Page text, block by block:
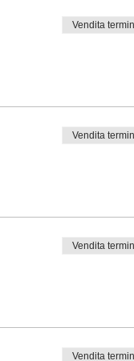
lezione successiva.
Vendita
Vendita
Vendita
Vendita